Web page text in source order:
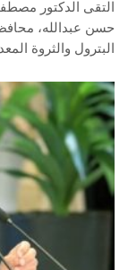
التقى الدكتور
حسن عبدالله،
البترول والثروة